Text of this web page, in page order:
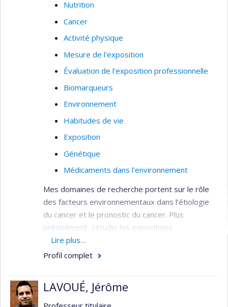
Nutrition
Cancer
Activité physique
Mesure de l'exposition
Évaluation de l'exposition professionnelle
Biomarqueurs
Environnement
Habitudes de vie
Exposition
Génétique
Médicaments dans l'environnement
Mes domaines de recherche portent sur le rôle
des facteurs environnementaux dans l’étiologie
du cancer et le pronostic du cancer. Plus
précisément, j’étudie les expositions
environnementales coutumières qui peuvent être
modifiées afin de prévenir l’apparition du cancer.
hétérocycliques (AHA), et hydrocarbures
aromatiques polycycliques (HAP)), les habitudes
Lire plus…
Profil complet
LAVOUÉ, Jérôme